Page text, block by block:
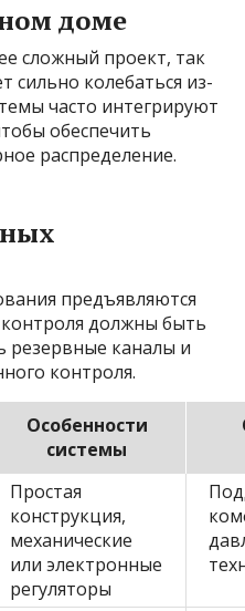
доме
сложный проект, так
сильно колебаться из-
часто интегрируют
обеспечить
распределение.
предъявляются
должны быть
каналы и
контроля.
Особенности
системы
Простая
конструкция,
механические
или электронные
регуляторы